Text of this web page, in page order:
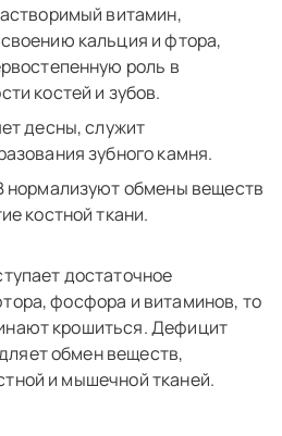
витамин,
кальция и фтора,
роль в
костей и зубов.
десны, служит
зубного камня.
нормализуют обмены веществ
костной ткани.
достаточное
фосфора и витаминов, то
крошиться. Дефицит
обмен веществ,
и мышечной тканей.